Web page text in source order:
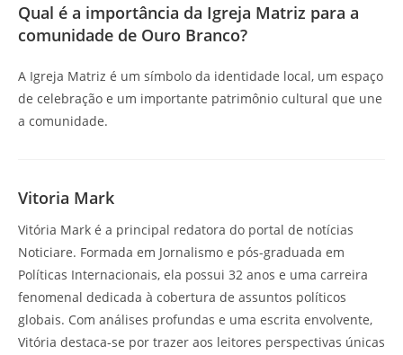
Qual é a importância da Igreja Matriz para a
comunidade de Ouro Branco?
A Igreja Matriz é um símbolo da identidade local, um espaço
de celebração e um importante patrimônio cultural que une
a comunidade.
Vitoria Mark
Vitória Mark é a principal redatora do portal de notícias
Noticiare. Formada em Jornalismo e pós-graduada em
Políticas Internacionais, ela possui 32 anos e uma carreira
fenomenal dedicada à cobertura de assuntos políticos
globais. Com análises profundas e uma escrita envolvente,
Vitória destaca-se por trazer aos leitores perspectivas únicas